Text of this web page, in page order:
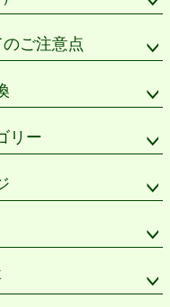
ご注意点
リー